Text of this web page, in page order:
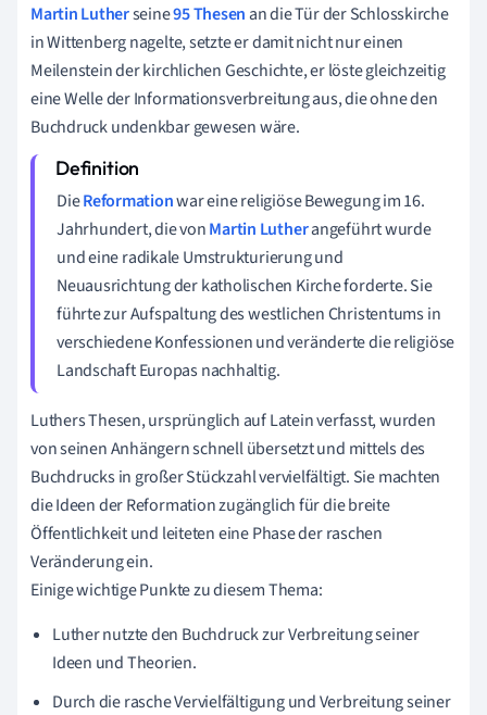
Martin Lutherseine95 Thesen an die Tür der Schlosskirche
in Wittenberg nagelte, setzte er damit nicht nur einen
Meilenstein der kirchlichen Geschichte, er löste gleichzeitig
eine Welle der Informationsverbreitung aus, die ohne den
Buchdruck undenkbar gewesen wäre.
DieReformationwar eine religiöse Bewegung im 16.
Jahrhundert, die vonMartin Lutherangeführt wurde
und eine radikale Umstrukturierung und
Neuausrichtung der katholischen Kirche forderte. Sie
führte zur Aufspaltung des westlichen Christentums in
verschiedene Konfessionen und veränderte die religiöse
Landschaft Europas nachhaltig.
Luthers Thesen, ursprünglich auf Latein verfasst, wurden
von seinen Anhängern schnell übersetzt und mittels des
Buchdrucks in großer Stückzahl vervielfältigt. Sie machten
die Ideen der Reformation zugänglich für die breite
Öffentlichkeit und leiteten eine Phase der raschen
Veränderung ein.
Einige wichtige Punkte zu diesem Thema:
Luther nutzte den Buchdruck zur Verbreitung seiner
Ideen und Theorien.
Durch die rasche Vervielfältigung und Verbreitung seiner